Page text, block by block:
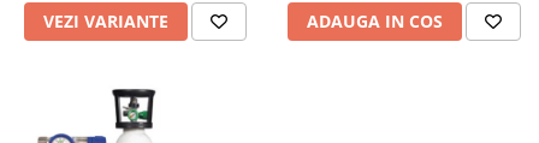
VEZI VARIANTE ADAUGA IN COS